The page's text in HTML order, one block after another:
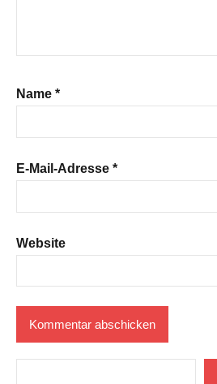
Name *
E-Mail-Adresse *
Website